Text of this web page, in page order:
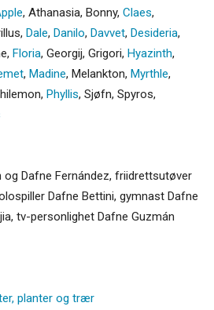
, Athanasia, Bonny, Claes,
, Dale, Danilo, Davvet, Desideria,
, Floria, Georgij, Grigori, Hyazinth,
, Madine, Melankton, Myrthle,
, Phyllis, Sjøfn, Spyros,
og Dafne Fernández, friidrettsutøver
Dafne Bettini, gymnast Dafne
tv-personlighet Dafne Guzmán
planter og trær